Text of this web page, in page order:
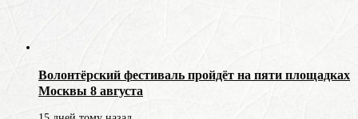
Волонтёрский фестиваль пройдёт на пяти площадках
Москвы 8 августа